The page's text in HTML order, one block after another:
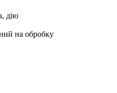
дію
на обробку